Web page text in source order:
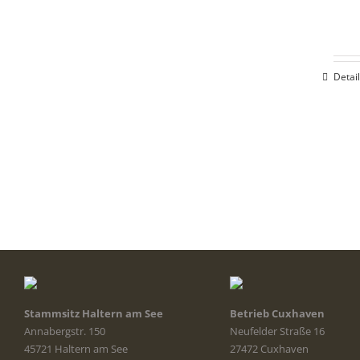
Stammsitz Haltern am See
Annabergstr. 150
45721 Haltern am See
Betrieb Cuxhaven
Neufelder Straße 16
27472 Cuxhaven